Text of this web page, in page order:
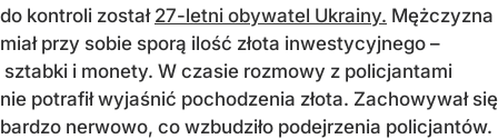
do kontroli został 27-letni obywatel Ukrainy. Mężczyzna
miał przy sobie sporą ilość złota inwestycyjnego –
sztabki i monety. W czasie rozmowy z policjantami
nie potrafił wyjaśnić pochodzenia złota. Zachowywał się
bardzo nerwowo, co wzbudziło podejrzenia policjantów.